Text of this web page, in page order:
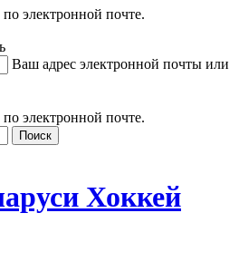
электронной почте.
Ваш адрес электронной почты или
электронной почте.
Хоккей